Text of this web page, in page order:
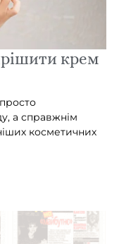
крем
а справжнім
косметичних